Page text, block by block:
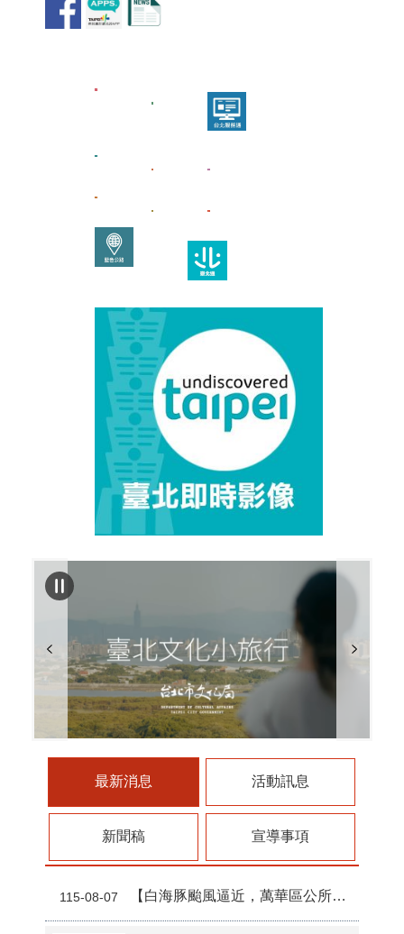
最新消息 活動訊息
新聞稿 宣導事項
115-08-07 【白海豚颱風逼近，萬華區公所強化巡查作業】